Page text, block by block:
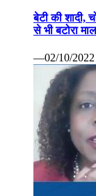
बेटी की शादी,
से भी बटोरा माल
—02/10/2022